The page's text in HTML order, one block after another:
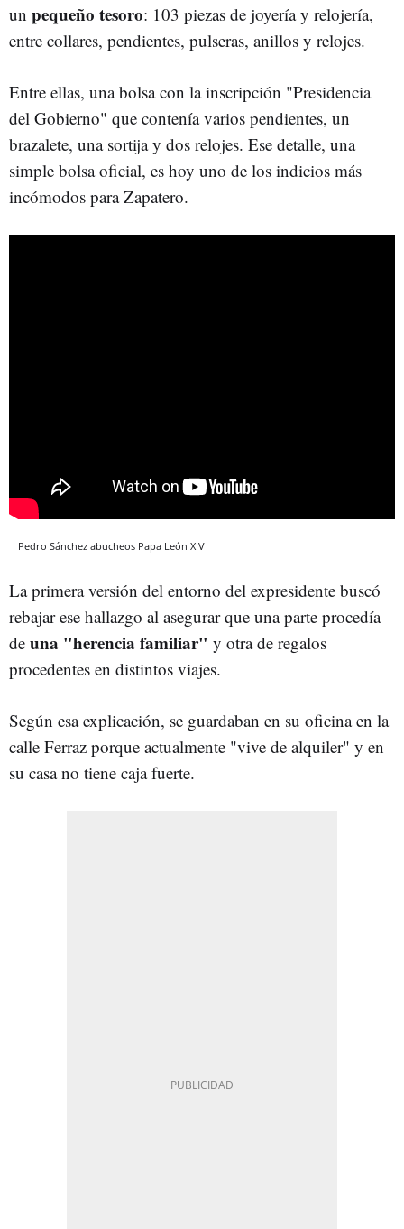
un pequeño tesoro: 103 piezas de joyería y relojería,
entre collares, pendientes, pulseras, anillos y relojes.
Entre ellas, una bolsa con la inscripción "Presidencia
del Gobierno" que contenía varios pendientes, un
brazalete, una sortija y dos relojes. Ese detalle, una
simple bolsa oficial, es hoy uno de los indicios más
incómodos para Zapatero.
Pedro Sánchez abucheos Papa León XIV
La primera versión del entorno del expresidente buscó
rebajar ese hallazgo al asegurar que una parte procedía
de una "herencia familiar" y otra de regalos
procedentes en distintos viajes.
Según esa explicación, se guardaban en su oficina en la
calle Ferraz porque actualmente "vive de alquiler" y en
su casa no tiene caja fuerte.